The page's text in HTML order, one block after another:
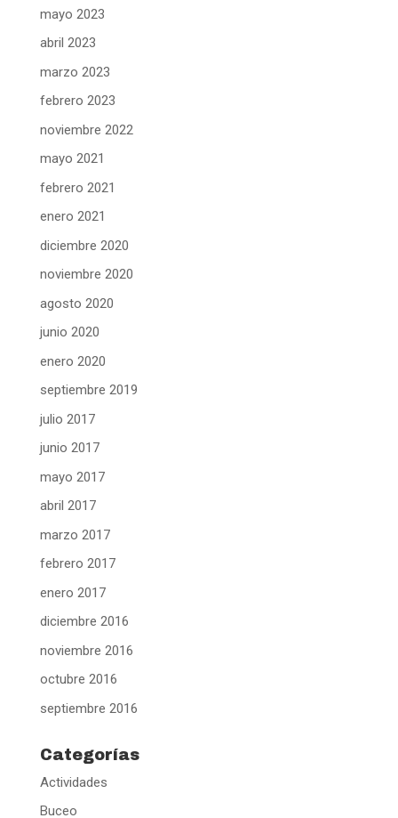
mayo 2023
abril 2023
marzo 2023
febrero 2023
noviembre 2022
mayo 2021
febrero 2021
enero 2021
diciembre 2020
noviembre 2020
agosto 2020
junio 2020
enero 2020
septiembre 2019
julio 2017
junio 2017
mayo 2017
abril 2017
marzo 2017
febrero 2017
enero 2017
diciembre 2016
noviembre 2016
octubre 2016
septiembre 2016
Categorías
Actividades
Buceo